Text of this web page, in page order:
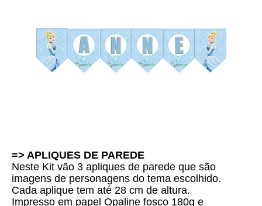
=> APLIQUES DE PAREDE
Neste Kit vão 3 apliques de parede que são
imagens de personagens do tema escolhido.
Cada aplique tem até 28 cm de altura.
Impresso em papel Opaline fosco 180g e